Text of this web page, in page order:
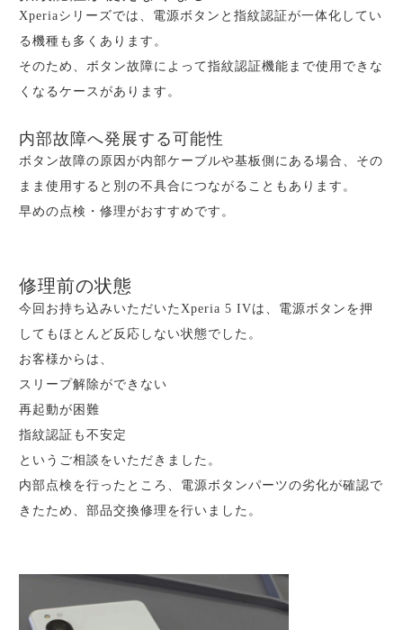
Xperiaシリーズでは、電源ボタンと指紋認証が一体化してい
る機種も多くあります。
そのため、ボタン故障によって指紋認証機能まで使用できな
くなるケースがあります。
内部故障へ発展する可能性
ボタン故障の原因が内部ケーブルや基板側にある場合、その
まま使用すると別の不具合につながることもあります。
早めの点検・修理がおすすめです。
修理前の状態
今回お持ち込みいただいたXperia 5 IVは、電源ボタンを押
してもほとんど反応しない状態でした。
お客様からは、
スリープ解除ができない
再起動が困難
指紋認証も不安定
というご相談をいただきました。
内部点検を行ったところ、電源ボタンパーツの劣化が確認で
きたため、部品交換修理を行いました。